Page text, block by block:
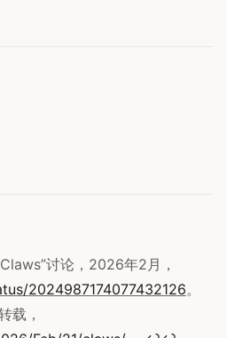
讨论，2026年2月，
2024987174077432126。
载，